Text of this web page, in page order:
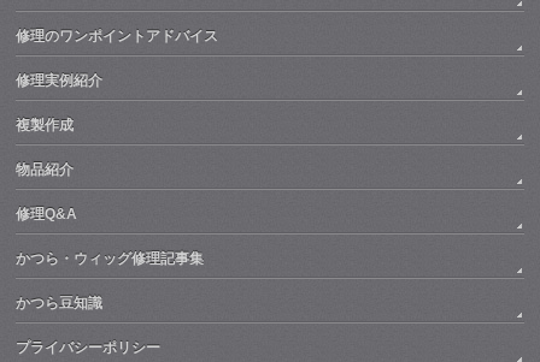
修理のワンポイントアドバイス
修理実例紹介
複製作成
物品紹介
修理Q&A
かつら・ウィッグ修理記事集
かつら豆知識
プライバシーポリシー